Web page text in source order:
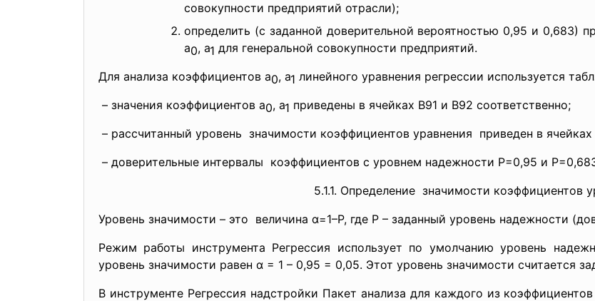
совокупности предприятий отрасли);
определить (с заданной доверительной вероятностью 0,95 и 0,683)
а0, а1 для генеральной совокупности предприятий.
Для анализа коэффициентов а0, а1 линейного уравнения регрессии используется
– значения коэффициентов а0, а1 приведены в ячейках В91 и В92 соответственно;
– рассчитанный уровень значимости коэффициентов уравнения приведен в
– доверительные интервалы коэффициентов с уровнем надежности Р=0,95 и
5.1.1. Определение значимости коэффициентов
Уровень значимости – это величина α=1–Р, где Р – заданный уровень надежности
Режим работы инструмента Регрессия использует по умолчанию уровень
уровень значимости равен α = 1 – 0,95 = 0,05. Этот уровень значимости считается
В инструменте Регрессия надстройки Пакет анализа для каждого из